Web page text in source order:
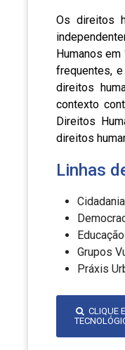
Os direitos
Humanos
frequentes,
direitos
contexto
Direitos
direitos
Linhas
Cidadania
Grupos
Práxis
CLIQUE